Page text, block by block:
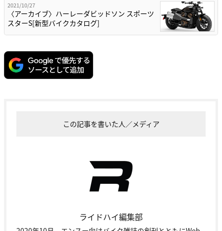
2021/10/27
〈アーカイブ〉ハーレーダビッドソン スポーツ
スターS[新型バイクカタログ]
この記事を書いた人／メディア
ライドハイ編集部